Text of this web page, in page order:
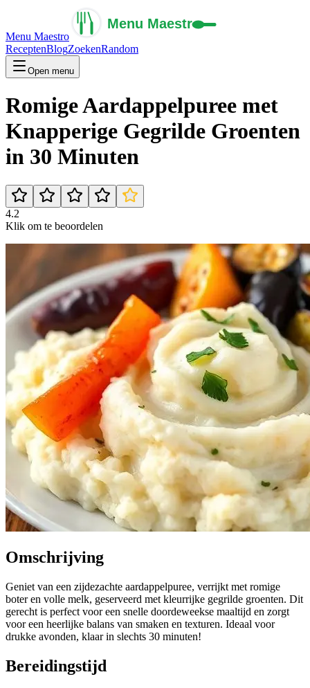
Menu Maestro
ReceptenBlogZoekenRandom
Open menu
Romige Aardappelpuree met
Knapperige Gegrilde Groenten
in 30 Minuten
4.2
Klik om te beoordelen
Omschrijving
Geniet van een zijdezachte aardappelpuree, verrijkt met romige
boter en volle melk, geserveerd met kleurrijke gegrilde groenten. Dit
gerecht is perfect voor een snelle doordeweekse maaltijd en zorgt
voor een heerlijke balans van smaken en texturen. Ideaal voor
drukke avonden, klaar in slechts 30 minuten!
Bereidingstijd